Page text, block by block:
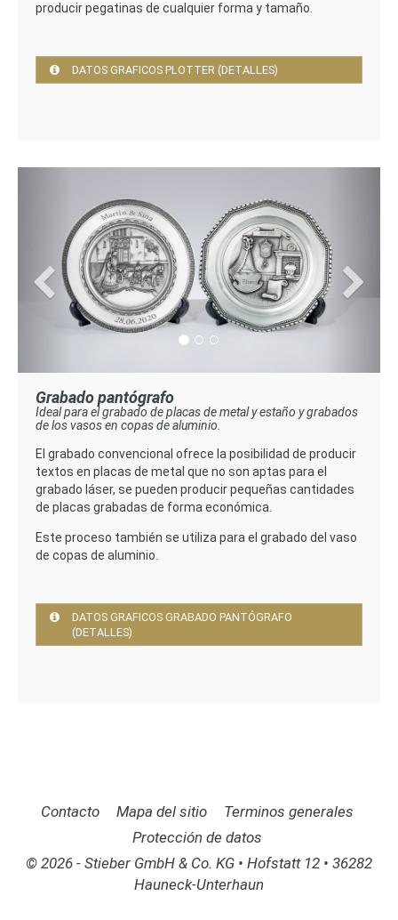
producir pegatinas de cualquier forma y tamaño.
DATOS GRAFICOS PLOTTER (DETALLES)
Grabado pantógrafo
Ideal para el grabado de placas de metal y estaño y grabados
de los vasos en copas de aluminio.
El grabado convencional ofrece la posibilidad de producir
textos en placas de metal que no son aptas para el
grabado láser, se pueden producir pequeñas cantidades
de placas grabadas de forma económica.
Este proceso también se utiliza para el grabado del vaso
de copas de aluminio.
DATOS GRAFICOS GRABADO PANTÓGRAFO
(DETALLES)
Contacto Mapa del sitio
Terminos generales
Protección de datos
© 2026 - Stieber GmbH & Co. KG • Abraham
Braun
Hofstatt 12 • 36282
Hauneck-Unterhaun